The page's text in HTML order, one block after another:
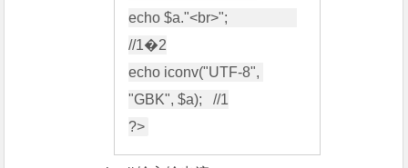
echo $a."<br>";
//1�2
echo iconv("UTF-8",
"GBK", $a);   //1